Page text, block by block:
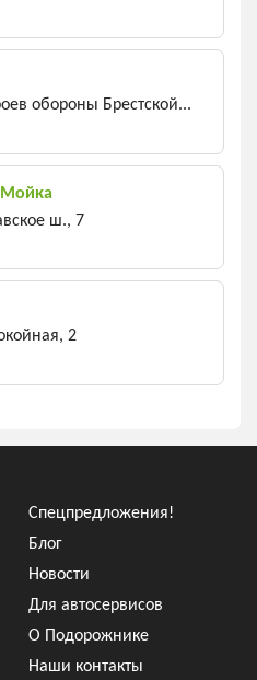
обороны Брестской...
Мойка
ш., 7
2
Спецпредложения!
Блог
Новости
Для автосервисов
О Подорожнике
Наши контакты